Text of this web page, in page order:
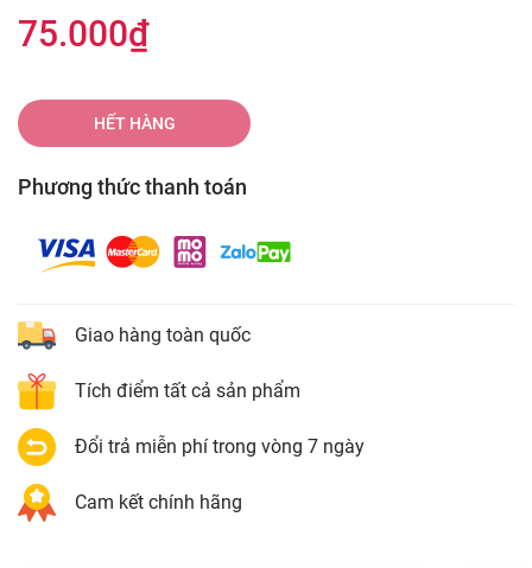
75.000₫
HẾT HÀNG
Phương thức thanh toán
Giao hàng toàn quốc
Tích điểm tất cả sản phẩm
Đổi trả miễn phí trong vòng 7 ngày
Cam kết chính hãng